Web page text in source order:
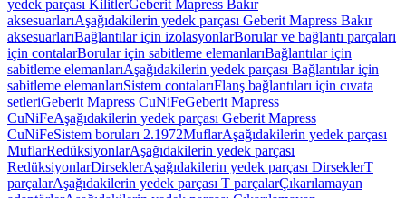
yedek parçası KilitlerGeberit Mapress Bakır
aksesuarlarıAşağıdakilerin yedek parçası Geberit Mapress Bakır
aksesuarlarıBağlantılar için izolasyonlarBorular ve bağlantı parçaları
için contalarBorular için sabitleme elemanlarıBağlantılar için
sabitleme elemanlarıAşağıdakilerin yedek parçası Bağlantılar için
sabitleme elemanlarıSistem contalarıFlanş bağlantıları için cıvata
setleriGeberit Mapress CuNiFeGeberit Mapress
CuNiFeAşağıdakilerin yedek parçası Geberit Mapress
CuNiFeSistem boruları 2.1972MuflarAşağıdakilerin yedek parçası
MuflarRedüksiyonlarAşağıdakilerin yedek parçası
RedüksiyonlarDirseklerAşağıdakilerin yedek parçası DirseklerT
parçalarAşağıdakilerin yedek parçası T parçalarÇıkarılamayan